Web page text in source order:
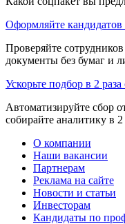
Оформляйте кандидатов
Проверяйте
документы без бумаг и
Ускорьте подбор в 2
Автоматизируйте сбор
собирайте аналитику в
О компании
Наши вакансии
Партнерам
Реклама на сайте
Новости и статьи
Инвесторам
Кандидаты по